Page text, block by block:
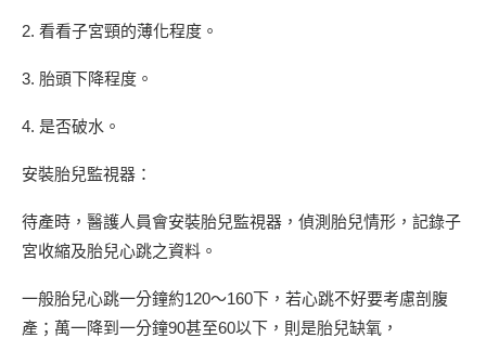
2. 看看子宮頸的薄化程度。
3. 胎頭下降程度。
4. 是否破水。
安裝胎兒監視器：
待產時，醫護人員會安裝胎兒監視器，偵測胎兒情形，記錄子
宮收縮及胎兒心跳之資料。
一般胎兒心跳一分鐘約120〜160下，若心跳不好要考慮剖腹
產；萬一降到一分鐘90甚至60以下，則是胎兒缺氧，